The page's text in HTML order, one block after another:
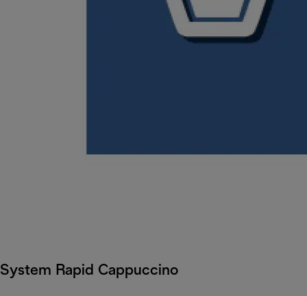
System Rapid Cappuccino